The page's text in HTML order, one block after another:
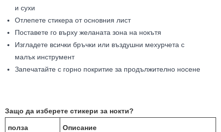
и сухи
Отлепете стикера от основния лист
Поставете го върху желаната зона на нокътя
Изгладете всички бръчки или въздушни мехурчета с
малък инструмент
Запечатайте с горно покритие за продължително носене
Защо да изберете стикери за нокти?
полза Описание